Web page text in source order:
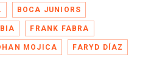
BOCA JUNIORS
FRANK FABRA
MOJICA FARYD DÍAZ